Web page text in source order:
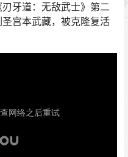
牙道：无敌武士》第二
宫本武藏，被克隆复活